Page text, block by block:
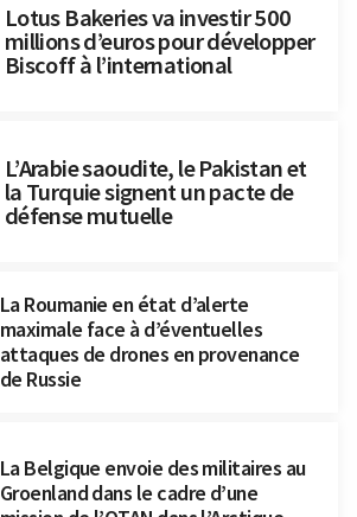
Lotus Bakeries va investir 500
millions d’euros pour développer
Biscoff à l’international
L’Arabie saoudite, le Pakistan et
la Turquie signent un pacte de
défense mutuelle
La Roumanie en état d’alerte
maximale face à d’éventuelles
attaques de drones en provenance
de Russie
La Belgique envoie des militaires au
Groenland dans le cadre d’une